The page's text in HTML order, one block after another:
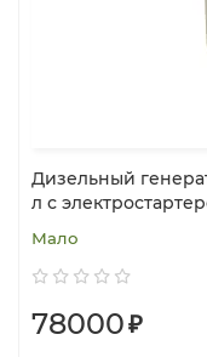
Дизельный
л с
Мало
78000₽